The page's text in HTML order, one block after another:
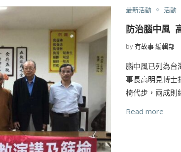
最新活動 活動
防治腦中風
by有故事 編輯部
腦中風已列為台
事長高明見博士
椅代步，兩成則
Read more